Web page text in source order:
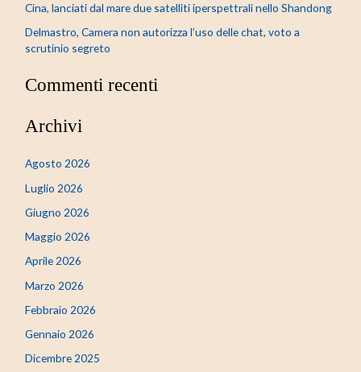
Cina, lanciati dal mare due satelliti iperspettrali nello Shandong
Delmastro, Camera non autorizza l’uso delle chat, voto a
scrutinio segreto
Commenti recenti
Archivi
Agosto 2026
Luglio 2026
Giugno 2026
Maggio 2026
Aprile 2026
Marzo 2026
Febbraio 2026
Gennaio 2026
Dicembre 2025